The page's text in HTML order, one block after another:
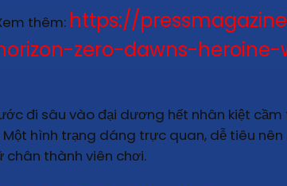
thêm: https://
zero-dawns-
đi sâu vào đại dương hết nhân kiệt
Một hình trạng dáng trực quan, dễ tiêu
chân thành viên chơi.